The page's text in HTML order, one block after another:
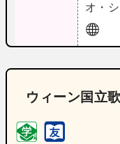
オ・
ウィーン国立